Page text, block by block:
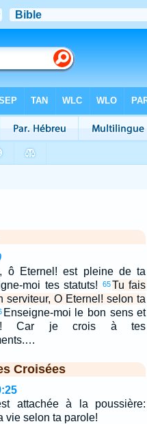
ô Eternel! est pleine de ta
moi tes statuts!
65Tu fais
serviteur, O Eternel! selon ta
Enseigne-moi le bon sens et
Car je crois à tes
Croisées
attachée à la poussière:
vie selon ta parole!